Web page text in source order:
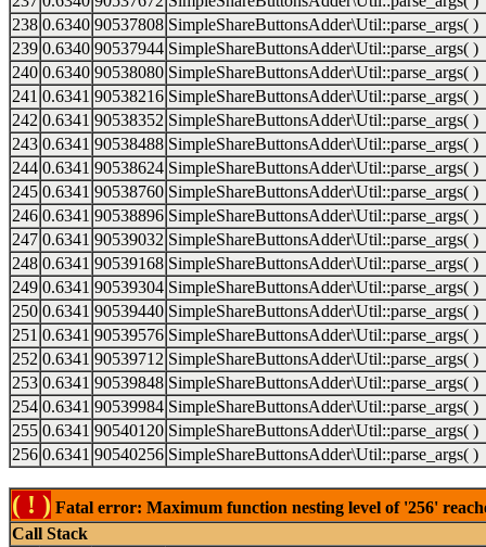
238 0.6340 90537808 SimpleShareButtonsAdder\Util::parse_args( )
239 0.6340 90537944 SimpleShareButtonsAdder\Util::parse_args( )
240 0.6340 90538080 SimpleShareButtonsAdder\Util::parse_args( )
241 0.6341 90538216 SimpleShareButtonsAdder\Util::parse_args( )
242 0.6341 90538352 SimpleShareButtonsAdder\Util::parse_args( )
243 0.6341 90538488 SimpleShareButtonsAdder\Util::parse_args( )
244 0.6341 90538624 SimpleShareButtonsAdder\Util::parse_args( )
245 0.6341 90538760 SimpleShareButtonsAdder\Util::parse_args( )
246 0.6341 90538896 SimpleShareButtonsAdder\Util::parse_args( )
247 0.6341 90539032 SimpleShareButtonsAdder\Util::parse_args( )
248 0.6341 90539168 SimpleShareButtonsAdder\Util::parse_args( )
249 0.6341 90539304 SimpleShareButtonsAdder\Util::parse_args( )
250 0.6341 90539440 SimpleShareButtonsAdder\Util::parse_args( )
251 0.6341 90539576 SimpleShareButtonsAdder\Util::parse_args( )
252 0.6341 90539712 SimpleShareButtonsAdder\Util::parse_args( )
253 0.6341 90539848 SimpleShareButtonsAdder\Util::parse_args( )
254 0.6341 90539984 SimpleShareButtonsAdder\Util::parse_args( )
255 0.6341 90540120 SimpleShareButtonsAdder\Util::parse_args( )
256 0.6341 90540256 SimpleShareButtonsAdder\Util::parse_args( )
( ! ) Fatal error: Maximum function nesting level of '256'
Call Stack